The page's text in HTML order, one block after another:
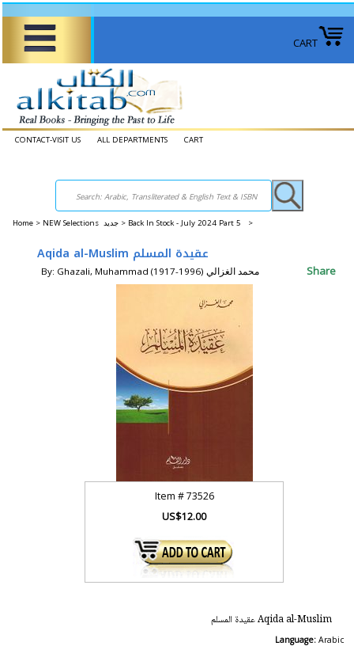
CART
CONTACT-VISIT US ALL DEPARTMENTS CART
Home > NEW Selections جديد > Back In Stock - July 2024 Part 5 >
Aqida al-Muslim عقيدة المسلم
By: Ghazali, Muhammad (1917-1996) محمد الغزالي Share
Item #73526
US$12.00
Aqida al-Muslim عقيدة المسلم
Language: Arabic